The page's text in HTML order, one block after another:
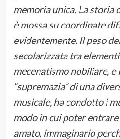
memoria unica. La storia
è mossa su coordinate
evidentemente. Il peso
secolarizzata tra
mecenatismo nobiliare, e
“supremazia” di una
musicale, ha condotto i
modo in cui poter
amato, immaginario